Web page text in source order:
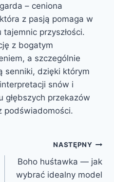
– ceniona
z pasją pomaga w
przyszłości.
z bogatym
a szczególnie
senniki, dzięki którym
snów i
głębszych przekazów
podświadomości.
NASTĘPNY
Boho huśtawka — jak
wybrać idealny model